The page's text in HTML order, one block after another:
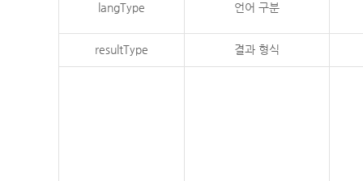
langType 언어 구분
resultType 결과 형식